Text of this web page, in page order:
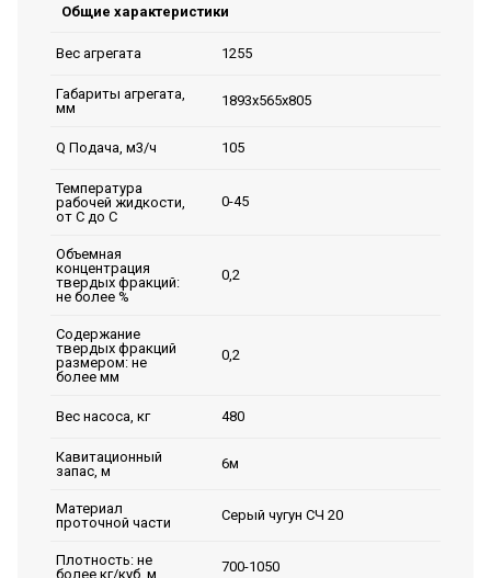
Общие характеристики
Вес агрегата 1255
Габариты агрегата,
мм
1893х565х805
Q Подача, м3/ч 105
Температура
рабочей жидкости,
от С до С
0-45
Объемная
концентрация
твердых фракций:
не более %
0,2
Содержание
твердых фракций
размером: не
более мм
0,2
Вес насоса, кг 480
Кавитационный
запас, м
6м
Материал
проточной части
Серый чугун СЧ 20
Плотность: не
более кг/куб. м
700-1050